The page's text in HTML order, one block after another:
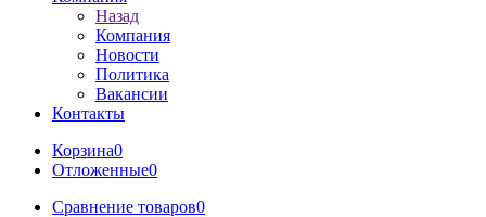
Назад
Компания
Новости
Политика
Вакансии
Контакты
Корзина0
Отложенные0
Сравнение товаров0